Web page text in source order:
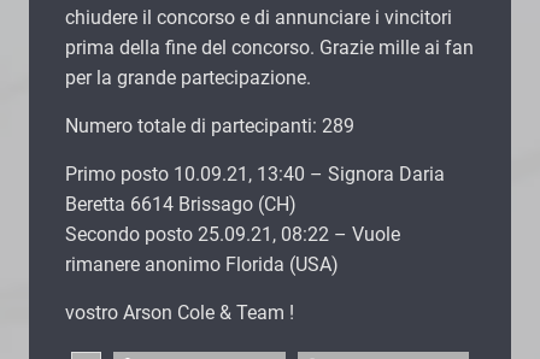
chiudere il concorso e di annunciare i vincitori
prima della fine del concorso. Grazie mille ai fan
per la grande partecipazione.
Numero totale di partecipanti: 289
Primo posto 10.09.21, 13:40 – Signora Daria
Beretta 6614 Brissago (CH)
Secondo posto 25.09.21, 08:22 – Vuole
rimanere anonimo Florida (USA)
vostro Arson Cole & Team !